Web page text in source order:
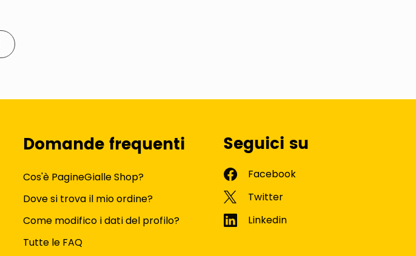
Domande frequenti
Cos'è PagineGialle Shop?
Dove si trova il mio ordine?
Come modifico i dati del profilo?
Tutte le FAQ
Seguici su